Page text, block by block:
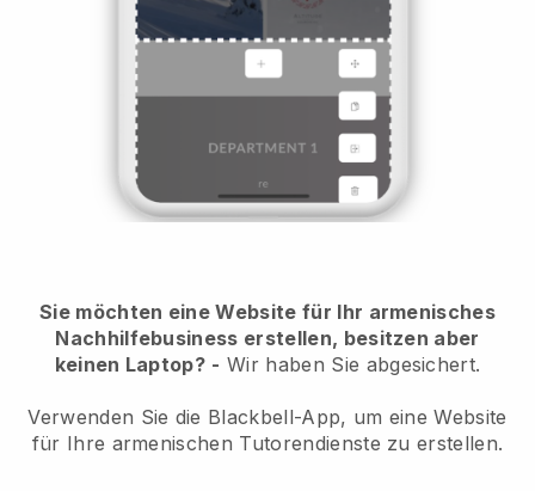
Sie möchten eine Website für Ihr armenisches
Nachhilfebusiness erstellen, besitzen aber
keinen Laptop? - Wir haben Sie abgesichert.
Verwenden Sie die Blackbell-App, um eine Website
für Ihre armenischen Tutorendienste zu erstellen.